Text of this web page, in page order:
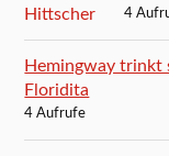
4
Hemingway trinkt
Floridita
4 Aufrufe